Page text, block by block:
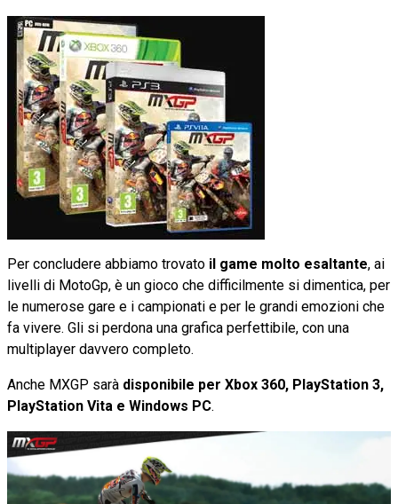
Per concludere abbiamo trovato il game molto esaltante, ai
livelli di MotoGp, è un gioco che difficilmente si dimentica, per
le numerose gare e i campionati e per le grandi emozioni che
fa vivere. Gli si perdona una grafica perfettibile, con una
multiplayer davvero completo.
Anche MXGP sarà disponibile per Xbox 360, PlayStation 3,
PlayStation Vita e Windows PC.